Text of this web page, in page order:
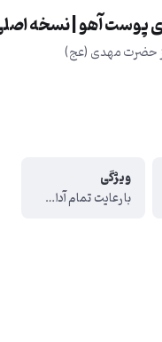
آهو | نسخه اصلی
حضرت مهدی (عج)
ویژگی
با رعایت تمام آداب اسلامی